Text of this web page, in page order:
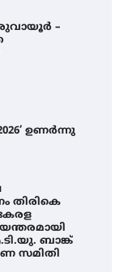
–
ഉണർന്നു
തിരികെ
ബാങ്ക്
സമിതി